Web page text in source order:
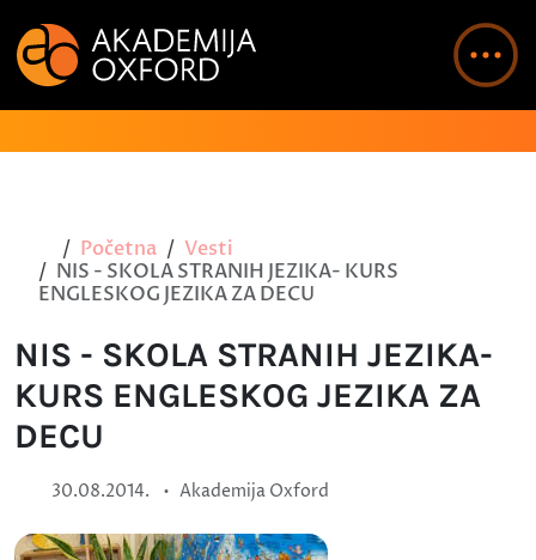
Početna
Vesti
NIS - SKOLA STRANIH JEZIKA- KURS
ENGLESKOG JEZIKA ZA DECU
NIS - SKOLA STRANIH JEZIKA-
KURS ENGLESKOG JEZIKA ZA
DECU
30.08.2014. • Akademija Oxford